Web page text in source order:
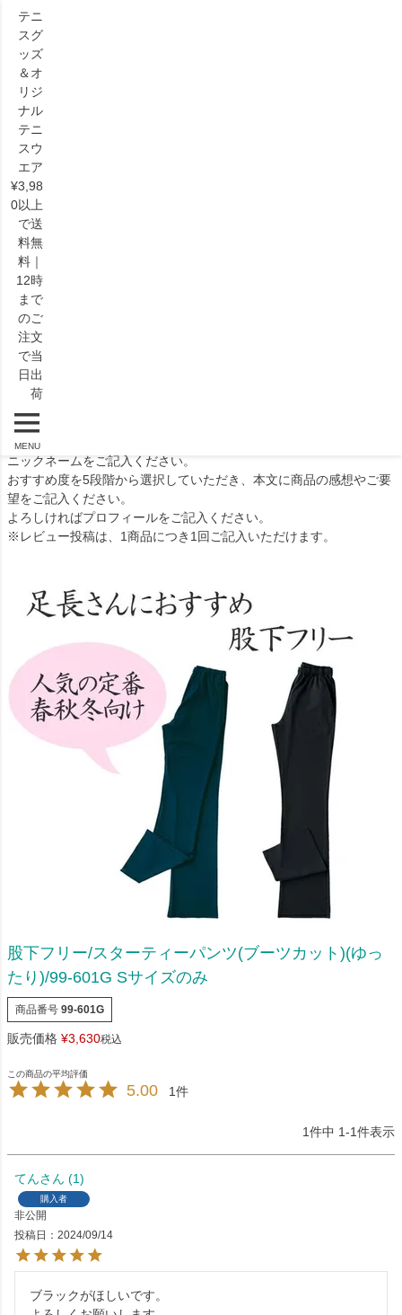
テニ
スグ
ッズ
＆オ
リジ
ナル
テニ
スウ
エア
¥3,98
0以上
で送
料無
料｜
12時
まで
のご
注文
で当
日出
荷
MENU
HOME
股下フリー/スターティーパンツ(ブーツカット)(ゆったり)/99-601G Sサイズの
みのレビュー
股下フリー/スターティーパンツ(ブーツカ
ット)(ゆったり)/99-601G Sサイズのみのレ
レビューを投稿していただくと100ポイントプレゼン
ト
レビューを投稿していただくと、レビュー1件につき100ポイントを
プレゼントいたします。
レビューの投稿方法
商品詳細ページの「レビューを書く」をクリックしてください。
ニックネームをご記入ください。
おすすめ度を5段階から選択していただき、本文に商品の感想やご要
望をご記入ください。
よろしければプロフィールをご記入ください。
※レビュー投稿は、1商品につき1回ご記入いただけます。
股下フリー/スターティーパンツ(ブーツカット)(ゆっ
たり)/99-601G Sサイズのみ
商品番号 99-601G
販売価格 ¥3,630税込
5.00 1
1件中 1-1件表示
てん 1
購入者
非公開
投稿日
2024/09/14
ブラックがほしいです。